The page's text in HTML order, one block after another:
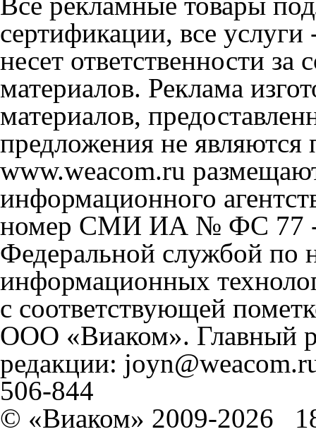
сертификации, все
несет ответственности
материалов. Реклама
материалов,
предложения не
www.weacom.ru
информационного
номер СМИ ИА № ФС 77 -
Федеральной службой по
информационных
с соответствующей
ООО «Виаком». Главный
редакции:
506-844
© «Виаком» 2009-2026